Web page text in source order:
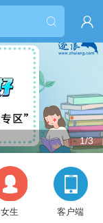
 
1/3
女生 客户端